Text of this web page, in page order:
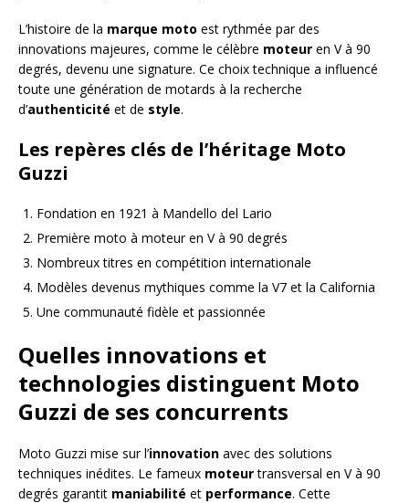
L’histoire de la marque moto est rythmée par des
innovations majeures, comme le célèbre moteur en V à 90
degrés, devenu une signature. Ce choix technique a influencé
toute une génération de motards à la recherche
d’authenticité et de style.
Les repères clés de l’héritage Moto
Guzzi
Fondation en 1921 à Mandello del Lario
Première moto à moteur en V à 90 degrés
Nombreux titres en compétition internationale
Modèles devenus mythiques comme la V7 et la California
Une communauté fidèle et passionnée
Quelles innovations et
technologies distinguent Moto
Guzzi de ses concurrents
Moto Guzzi mise sur l’innovation avec des solutions
techniques inédites. Le fameux moteurtransversal en V à 90
degrés garantit maniabilité et performance. Cette